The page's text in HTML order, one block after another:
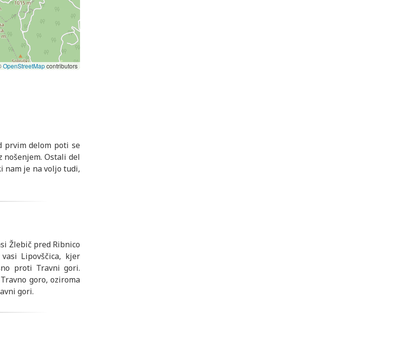
OpenStreetMapcontributors
prvim delom poti se
Ostali del
nam je na voljo tudi,
Žlebič pred Ribnico
Lipovščica, kjer
proti Travni gori.
goro, oziroma
gori.